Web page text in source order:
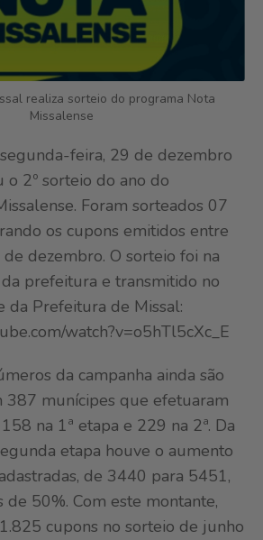
realiza sorteio do programa Nota
Missalense
feira, 29 de dezembro
2º sorteio do ano do
Foram sorteados 07
os cupons emitidos entre
dezembro. O sorteio foi na
prefeitura e transmitido no
da Prefeitura de Missal:
watch?v=o5hTl5cXc_E
da campanha ainda são
387 munícipes que efetuaram
na 1ª etapa e 229 na 2ª. Da
etapa houve o aumento
de 3440 para 5451,
de 50%. Com este montante,
cupons no sorteio de junho